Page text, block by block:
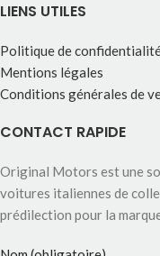
LIENS UTILES
Politique de
Mentions légales
Conditions générales de
CONTACT RAPIDE
Original Motors est une
voitures italiennes de
prédilection pour la